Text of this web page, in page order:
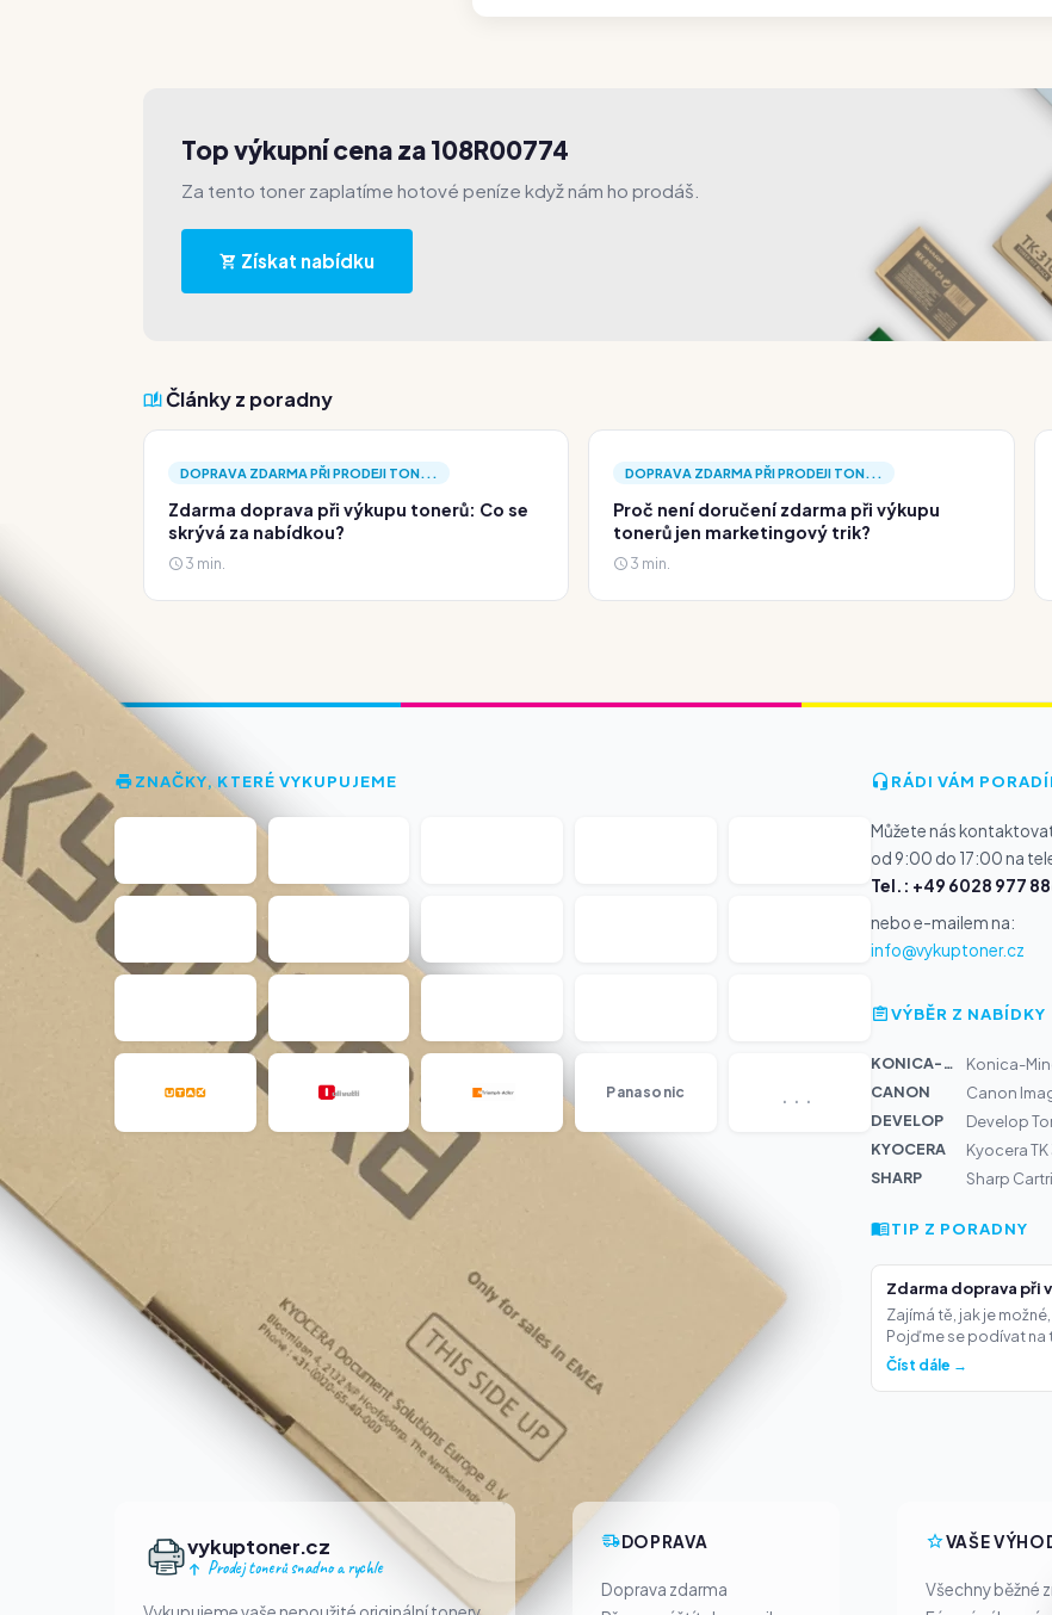
Top výkupní cena za 108R00774
Za tento toner zaplatíme hotové peníze když nám ho prodáš.
Získat nabídku
Články z poradny
DOPRAVA ZDARMA PŘI PRODEJI TON...
Zdarma doprava při výkupu tonerů: Co se
skrývá za nabídkou?
3 min.
DOPRAVA ZDARMA PŘI PRODEJI TON...
Proč není doručení zdarma při výkupu
tonerů jen marketingový trik?
3 min.
ZNAČKY, KTERÉ VYKUPUJEME
Panasonic ...
RÁDI VÁM
Můžete nás
od 9:00 do 17:00 na
Tel.: +49 6028 977
nebo e-mailem na:
info@vykuptoner.cz
VÝBĚR Z NABÍDKY
KONICA-MIN...
Konica-
CANON
Canon
DEVELOP
Develop
KYOCERA
Kyocera
SHARP
Sharp
TIP Z PORADNY
Zdarma doprava při
Zajímá tě, jak je
Pojďme se podívat na
Číst dále →
vykuptoner.cz
Prodej tonerů snadno a rychle
DOPRAVA
Doprava zdarma
VAŠE
Všechny běžné